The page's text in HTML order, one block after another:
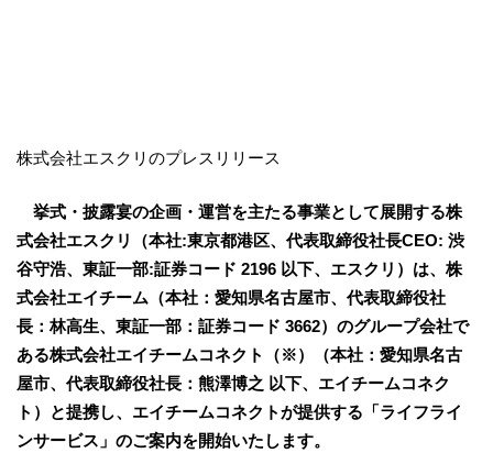
株式会社エスクリのプレスリリース
挙式・披露宴の企画・運営を主たる事業として展開する株
式会社エスクリ（本社:東京都港区、代表取締役社長CEO: 渋
谷守浩、東証一部:証券コード 2196 以下、エスクリ）は、株
式会社エイチーム（本社：愛知県名古屋市、代表取締役社
長：林高生、東証一部：証券コード 3662）のグループ会社で
ある株式会社エイチームコネクト（※）（本社：愛知県名古
屋市、代表取締役社長：熊澤博之 以下、エイチームコネク
ト）と提携し、エイチームコネクトが提供する「ライフライ
ンサービス」のご案内を開始いたします。